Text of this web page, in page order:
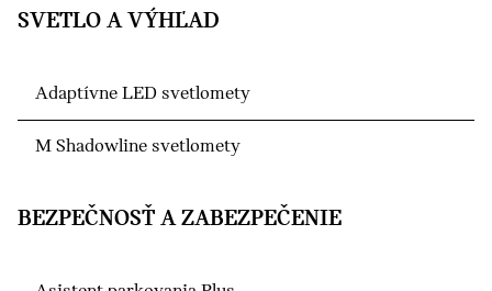
SVETLO A VÝHĽAD
Adaptívne LED svetlomety
M Shadowline svetlomety
BEZPEČNOSŤ A ZABEZPEČENIE